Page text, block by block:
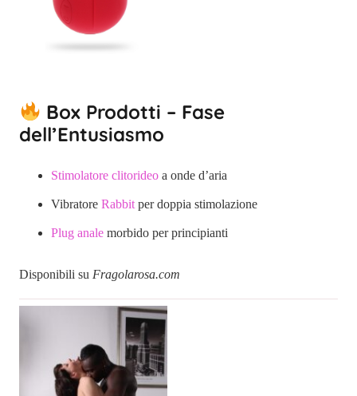
Box Prodotti – Fase
dell’Entusiasmo
Stimolatore clitorideo a onde d’aria
Vibratore Rabbit per doppia stimolazione
Plug anale morbido per principianti
Disponibili su Fragolarosa.com